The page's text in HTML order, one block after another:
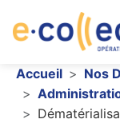
Aller au contenu
Fil d'Ariane
Accueil
Nos